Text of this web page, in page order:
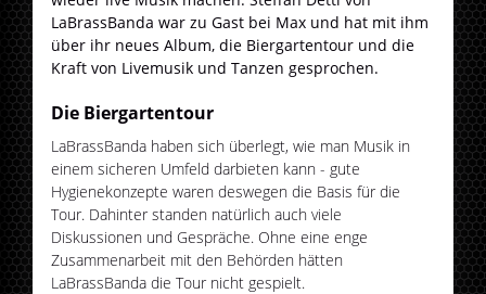
LaBrassBanda war zu Gast bei Max und hat mit ihm
über ihr neues Album, die Biergartentour und die
Kraft von Livemusik und Tanzen gesprochen.
Die Biergartentour
LaBrassBanda haben sich überlegt, wie man Musik in
einem sicheren Umfeld darbieten kann - gute
Hygienekonzepte waren deswegen die Basis für die
Tour. Dahinter standen natürlich auch viele
Diskussionen und Gespräche. Ohne eine enge
Zusammenarbeit mit den Behörden hätten
LaBrassBanda die Tour nicht gespielt.